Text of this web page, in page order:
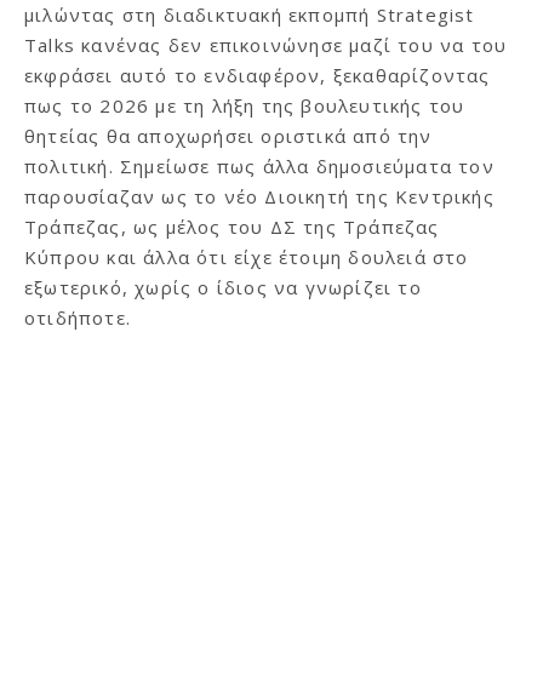
μιλώντας στη διαδικτυακή εκπομπή Strategist
Talks κανένας δεν επικοινώνησε μαζί του να του
εκφράσει αυτό το ενδιαφέρον, ξεκαθαρίζοντας
πως το 2026 με τη λήξη της βουλευτικής του
θητείας θα αποχωρήσει οριστικά από την
πολιτική. Σημείωσε πως άλλα δημοσιεύματα τον
παρουσίαζαν ως το νέο Διοικητή της Κεντρικής
Τράπεζας, ως μέλος του ΔΣ της Τράπεζας
Κύπρου και άλλα ότι είχε έτοιμη δουλειά στο
εξωτερικό, χωρίς ο ίδιος να γνωρίζει το
οτιδήποτε.